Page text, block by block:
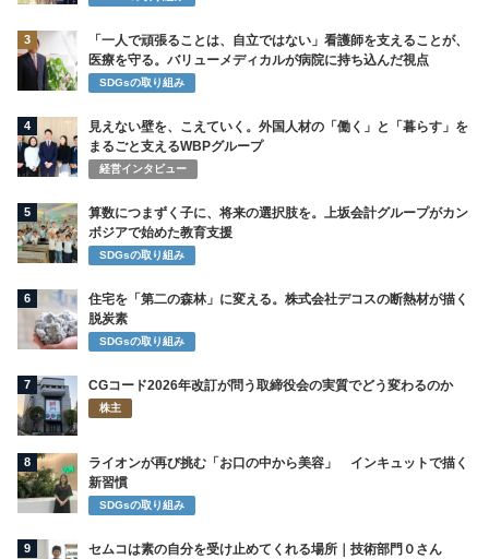
3
「一人で頑張ることは、自立ではない」看護師を支えることが、
医療を守る。バリューメディカルが病院に持ち込んだ視点
SDGsの取り組み
4
見えない壁を、こえていく。外国人材の「働く」と「暮らす」を
まるごと支えるWBPグループ
経営インタビュー
5
算数につまずく子に、将来の選択肢を。上坂会計グループがカン
ボジアで始めた教育支援
SDGsの取り組み
6
住宅を「第二の森林」に変える。株式会社デコスの断熱材が描く
脱炭素
SDGsの取り組み
7 CGコード2026年改訂が問う取締役会の実質でどう変わるのか
株主
8
ライオンが再び挑む「お口の中から美容」 インキュットで描く
新習慣
SDGsの取り組み
9 セムコは素の自分を受け止めてくれる場所｜技術部門０さん